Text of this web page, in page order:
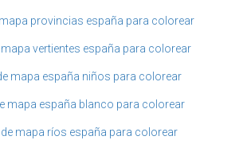
provincias españa para colorear
vertientes españa para colorear
mapa españa niños para colorear
mapa españa blanco para colorear
mapa ríos españa para colorear